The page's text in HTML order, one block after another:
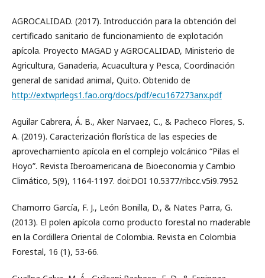
AGROCALIDAD. (2017). Introducción para la obtención del
certificado sanitario de funcionamiento de explotación
apícola. Proyecto MAGAD y AGROCALIDAD, Ministerio de
Agricultura, Ganaderia, Acuacultura y Pesca, Coordinación
general de sanidad animal, Quito. Obtenido de
http://extwprlegs1.fao.org/docs/pdf/ecu167273anx.pdf
Aguilar Cabrera, Á. B., Aker Narvaez, C., & Pacheco Flores, S.
A. (2019). Caracterización florística de las especies de
aprovechamiento apícola en el complejo volcánico “Pilas el
Hoyo”. Revista Iberoamericana de Bioeconomia y Cambio
Climático, 5(9), 1164-1197. doi:DOI 10.5377/ribcc.v5i9.7952
Chamorro García, F. J., León Bonilla, D., & Nates Parra, G.
(2013). El polen apícola como producto forestal no maderable
en la Cordillera Oriental de Colombia. Revista en Colombia
Forestal, 16 (1), 53-66.